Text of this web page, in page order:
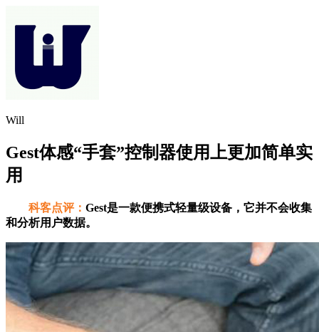
Will
Gest体感“手套”控制器使用上更加简单实
用
科客点评： Gest是一款便携式轻量级设备，它并不会收集
和分析用户数据。